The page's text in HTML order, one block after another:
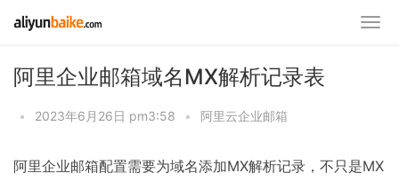
阿里企业邮箱域名MX解析记录表
• 2023年6月26日 pm3:58 • 阿里云企业邮箱
阿里企业邮箱配置需要为域名添加MX解析记录，不只是MX